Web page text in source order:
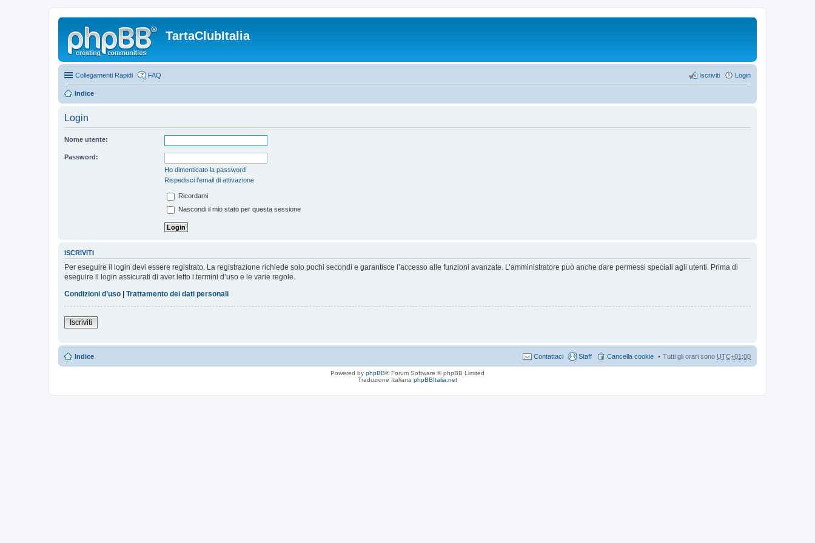
TartaClubItalia
Collegamenti Rapidi FAQ Login
Iscriviti
Indice
Login
Nome utente:
Password:
Ho dimenticato la password
Rispedisci l’email di attivazione
Ricordami
Nascondi il mio stato per questa sessione
ISCRIVITI
Per eseguire il login devi essere registrato. La registrazione richiede solo pochi secondi e garantisce l’accesso alle funzioni avanzate. L’amministratore può anche dare permessi speciali agli utenti. Prima di
eseguire il login assicurati di aver letto i termini d’uso e le varie regole.
Condizioni d’uso | Trattamento dei dati personali
Iscriviti
Indice Tutti gli orari sono UTC+01:00
Cancella cookie
Staff
Contattaci
Powered by phpBB® Forum Software © phpBB Limited
Traduzione Italiana phpBBItalia.net